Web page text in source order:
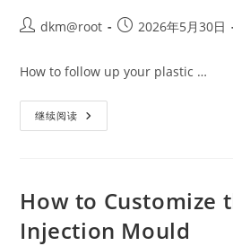
dkm@root 2026年5月30日
How to follow up your plastic …
继续阅读
How to Customize
Injection Mould